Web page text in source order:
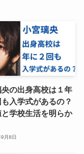
の出身高校は１年
入学式があるの？
学校生活を明らか
月8日